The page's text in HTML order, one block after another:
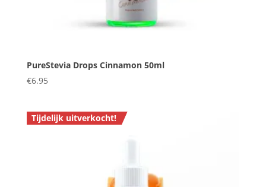
PureStevia Drops Cinnamon 50ml
€6.95
Tijdelijk uitverkocht!